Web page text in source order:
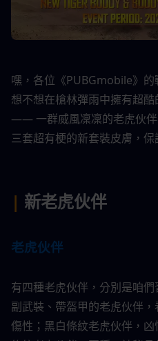
嘿，各位《PUBGmobile》的
想不想在槍林彈雨中擁有超
—— 一群威風凜凜的老虎伙
三套超有梗的新套裝皮膚，
| 新老虎伙伴​
老虎伙伴​
有四種老虎伙伴，分別是咱
副武裝、帶盔甲的老虎伙伴
傷性；黑白條紋老虎伙伴，